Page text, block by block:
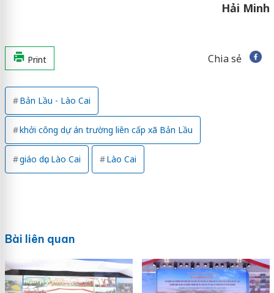
Hải Minh
Print Chia sẻ
Bản Lầu - Lào Cai
khởi công dự án trường liên cấp xã Bản Lầu
giáo dục Lào Cai Lào Cai
Bài liên quan